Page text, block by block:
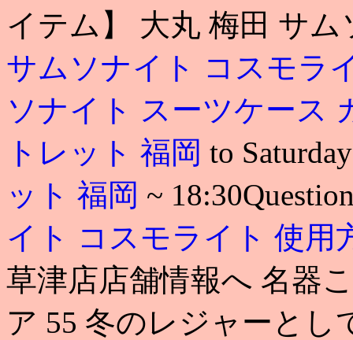
イテム】 大丸 梅田 サム
サムソナイト コスモラ
ソナイト スーツケース
トレット 福岡 to
ット 福岡 ~
イト コスモライト 使用
草津店店舗情報へ 名器
ア 55 冬のレジャーとし